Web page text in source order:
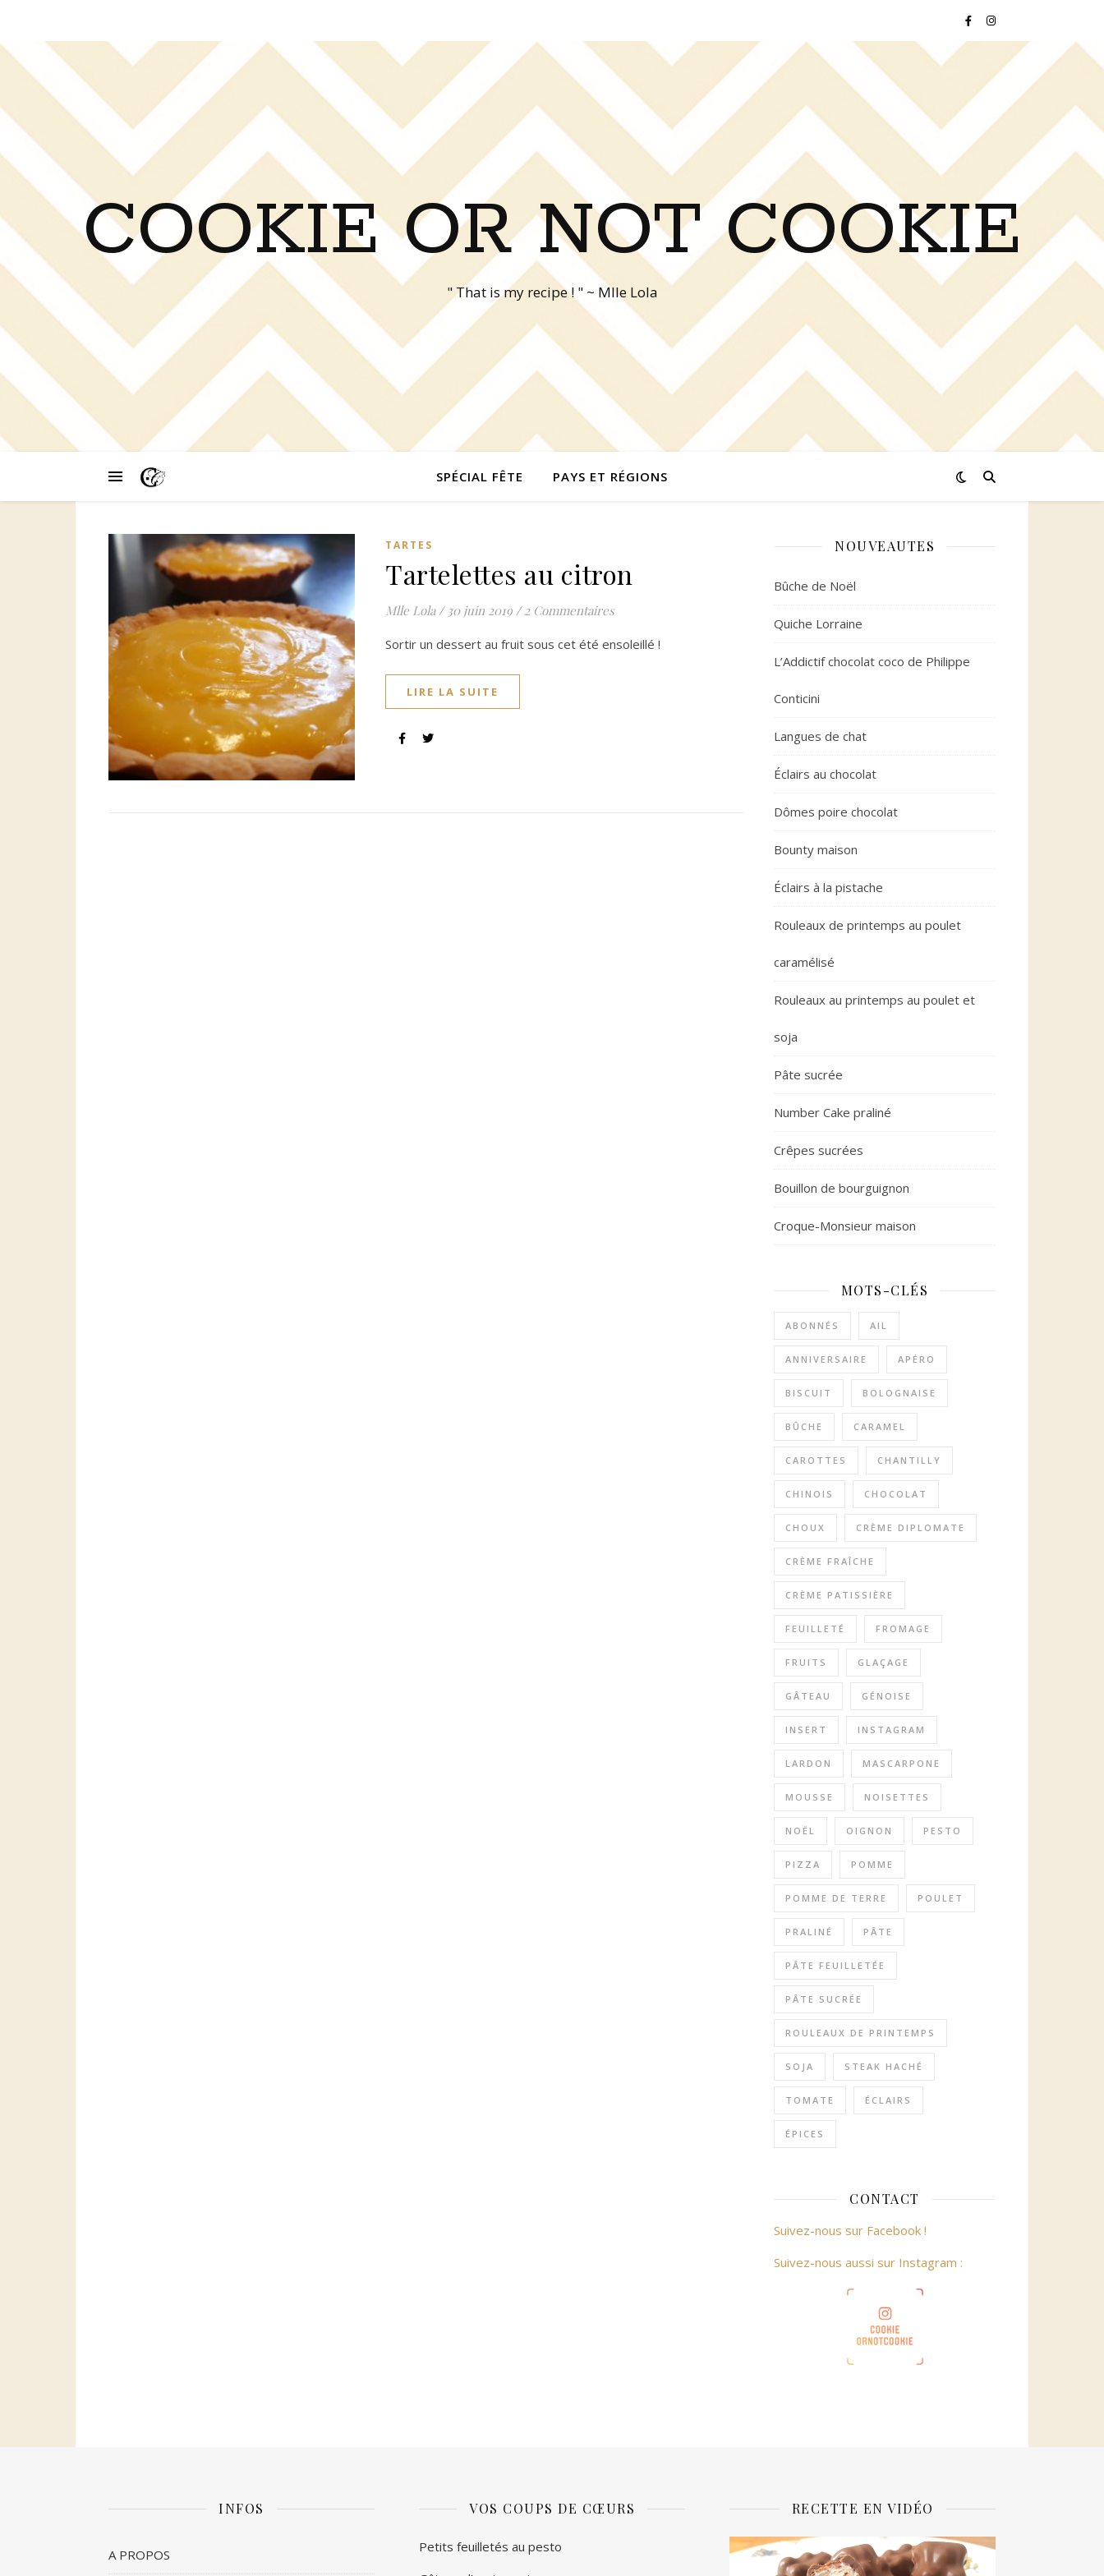
COOKIE OR NOT COOKIE
" That is my recipe ! " ~ Mlle Lola
SPÉCIAL FÊTE PAYS ET RÉGIONS
TARTES
Tartelettes au citron
Mlle Lola / 30 juin 2019 / 2 Commentaires
Sortir un dessert au fruit sous cet été ensoleillé !
LIRE LA SUITE
NOUVEAUTES
Bûche de Noël
Quiche Lorraine
L’Addictif chocolat coco de Philippe
Conticini
Langues de chat
Éclairs au chocolat
Dômes poire chocolat
Bounty maison
Éclairs à la pistache
Rouleaux de printemps au poulet
caramélisé
Rouleaux au printemps au poulet et
soja
Pâte sucrée
Number Cake praliné
Crêpes sucrées
Bouillon de bourguignon
Croque-Monsieur maison
MOTS-CLÉS
ABONNÉS AIL
ANNIVERSAIRE APÉRO
BISCUIT BOLOGNAISE
BÛCHE CARAMEL
CAROTTES CHANTILLY
CHINOIS CHOCOLAT
CHOUX CRÈME DIPLOMATE
CRÈME FRAÎCHE
CRÈME PATISSIÈRE
FEUILLETÉ FROMAGE
FRUITS GLAÇAGE
GÂTEAU GÉNOISE
INSERT INSTAGRAM
LARDON MASCARPONE
MOUSSE NOISETTES
NOËL OIGNON PESTO
PIZZA POMME
POMME DE TERRE POULET
PRALINÉ PÂTE
PÂTE FEUILLETÉE
PÂTE SUCRÉE
ROULEAUX DE PRINTEMPS
SOJA STEAK HACHÉ
TOMATE ÉCLAIRS
ÉPICES
CONTACT
Suivez-nous sur Facebook !
Suivez-nous aussi sur Instagram :
INFOS
A PROPOS
VOS COUPS DE CŒURS
Petits feuilletés au pesto
RECETTE EN VIDÉO
Lecteur